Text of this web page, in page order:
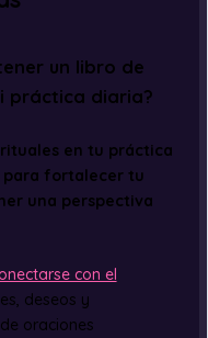
un libro de
práctica diaria?
en tu práctica
para fortalecer tu
una perspectiva
con el
deseos y
oraciones